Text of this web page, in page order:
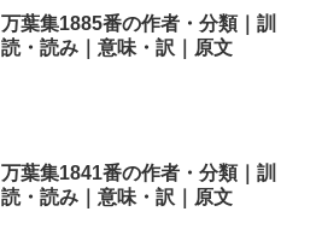
万葉集1885番の作者・分類｜訓
読・読み｜意味・訳｜原文
万葉集1841番の作者・分類｜訓
読・読み｜意味・訳｜原文